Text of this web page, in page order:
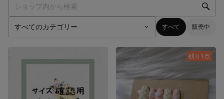
すべて 販売中
残り1点